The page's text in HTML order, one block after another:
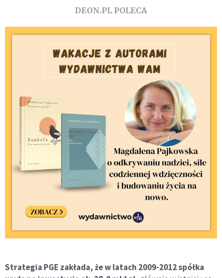
DEON.PL POLECA
Strategia PGE zakłada, że w latach 2009-2012 spółka